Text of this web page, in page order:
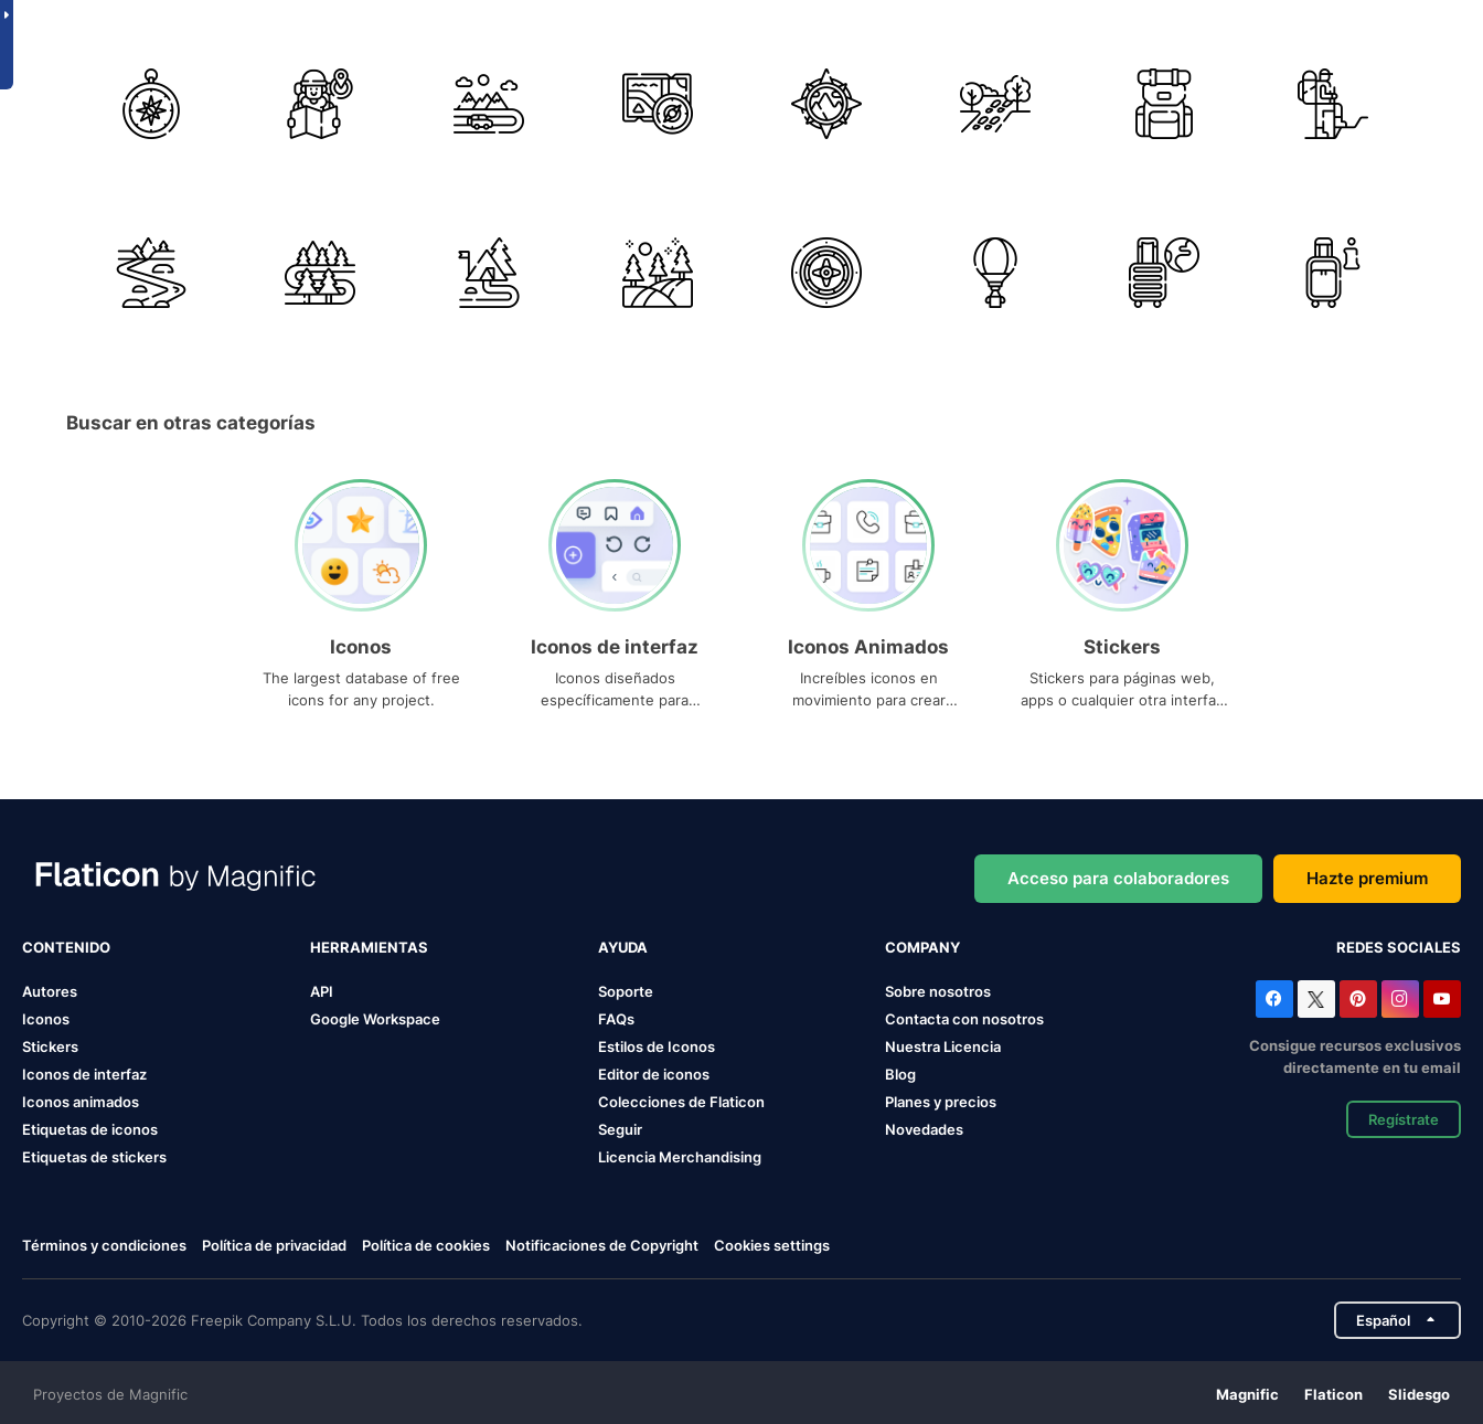
Buscar en otras categorías
Iconos
The largest database of free
icons for any project.
Iconos de interfaz
Iconos diseñados
específicamente para
Iconos Animados
Increíbles iconos en
movimiento para crear
Stickers
Stickers para páginas web,
apps o cualquier otra interfaz
Acceso para colaboradores Hazte premium
CONTENIDO
Autores
Iconos
Stickers
Iconos de interfaz
Iconos animados
Etiquetas de iconos
Etiquetas de stickers
HERRAMIENTAS
API
Google Workspace
AYUDA
Soporte
FAQs
Estilos de Iconos
Editor de iconos
Colecciones de Flaticon
Seguir
Licencia Merchandising
COMPANY
Sobre nosotros
Contacta con nosotros
Nuestra Licencia
Blog
Planes y precios
Novedades
REDES SOCIALES
Consigue recursos exclusivos
directamente en tu email
Regístrate
Términos y condiciones Política de privacidad Política de cookies Notificaciones de Copyright Cookies settings
Copyright © 2010-2026 Freepik Company S.L.U. Todos los derechos reservados. Español
Proyectos de Magnific Magnific Flaticon Slidesgo